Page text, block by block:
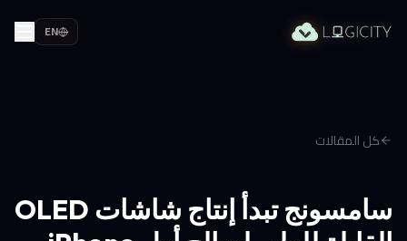
EN
كل المقالات
سامسونج تبدأ إنتاج شاشات OLED